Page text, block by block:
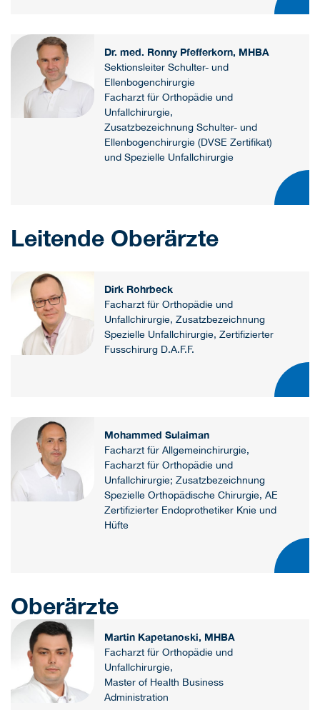
Dr. med. Ronny Pfefferkorn, MHBA
Sektionsleiter Schulter- und
Ellenbogenchirurgie
Facharzt für Orthopädie und
Unfallchirurgie,
Zusatzbezeichnung Schulter- und
Ellenbogenchirurgie (DVSE Zertifikat)
und Spezielle Unfallchirurgie
Leitende Oberärzte
Dirk Rohrbeck
Facharzt für Orthopädie und
Unfallchirurgie, Zusatzbezeichnung
Spezielle Unfallchirurgie, Zertifizierter
Fusschirurg D.A.F.F.
Mohammed Sulaiman
Facharzt für Allgemeinchirurgie,
Facharzt für Orthopädie und
Unfallchirurgie; Zusatzbezeichnung
Spezielle Orthopädische Chirurgie, AE
Zertifizierter Endoprothetiker Knie und
Hüfte
Oberärzte
Martin Kapetanoski, MHBA
Facharzt für Orthopädie und
Unfallchirurgie,
Master of Health Business
Administration